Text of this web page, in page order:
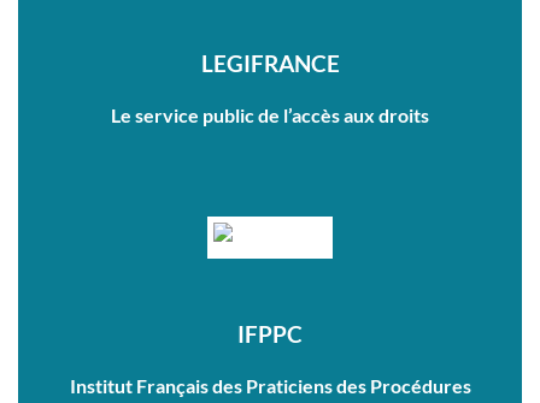
LEGIFRANCE
Le service public de l’accès aux droits
IFPPC
Institut Français des Praticiens des Procédures